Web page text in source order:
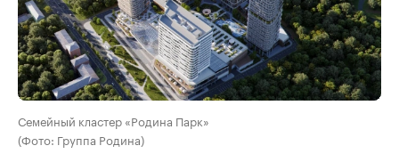
Семейный кластер «Родина Парк»
(Фото: Группа Родина)